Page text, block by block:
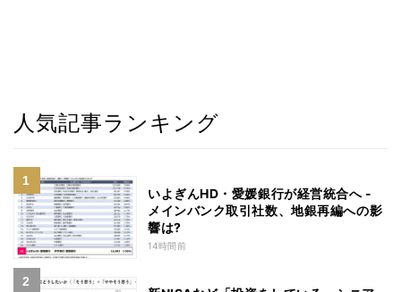
人気記事ランキング
いよぎんHD・愛媛銀行が経営統合へ -
メインバンク取引社数、地銀再編への影
響は?
14時間前